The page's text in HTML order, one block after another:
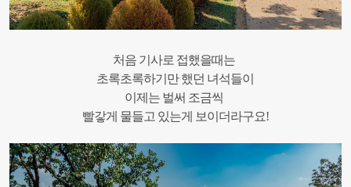
처음 기사로 접했을때는
초록초록하기만 했던 녀석들이
이제는 벌써 조금씩
빨갛게 물들고 있는게 보이더라구요!